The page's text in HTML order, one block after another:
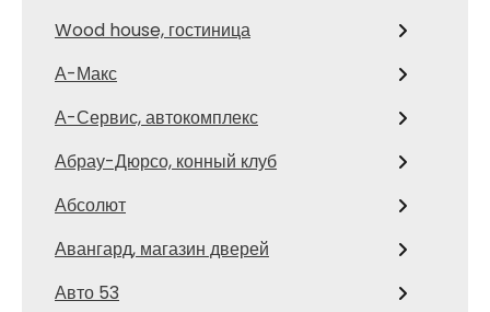
Wood house, гостиница
А-Макс
А-Сервис, автокомплекс
Абрау-Дюрсо, конный клуб
Абсолют
Авангард, магазин дверей
Авто 53